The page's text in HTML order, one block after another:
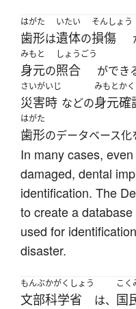
はがた
歯形は
いたい
遺体の
そんしょう
損傷
みもと
身元の
しょうごう
照合 ができ
さいがいじ
災害時 などの
みもとか
身元確
はがた
歯形のデータベース化
In many cases,
damaged, dental
identification. The
to create a
used for
disaster.
もんぶかがくしょう
文部科学省 は、
こく
国